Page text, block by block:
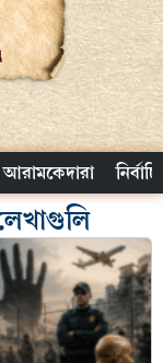
আরামকেদারা